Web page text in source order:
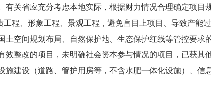
有关省应充分考虑本地实际，根据财力情况合理确定项目
工程、形象工程、景观工程，避免盲目上项目、导致产能
土空间规划布局、自然保护地、生态保护红线等管控要求
效整改的项目，未明确社会资本参与情况的项目，已获其
施建设（道路、管护用房等，不含水肥一体化设施）、信